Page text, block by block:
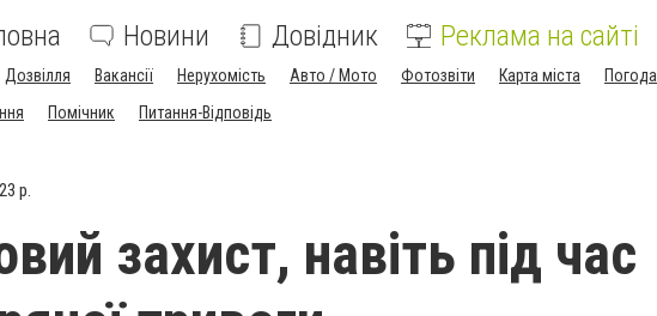
Новини Довідник Реклама на сайті
Дозвілля Вакансії Нерухомість Авто / Мото Фотозвіти Карта міста Погода
Помічник Питання-Відповідь
р.
захист, навіть під час